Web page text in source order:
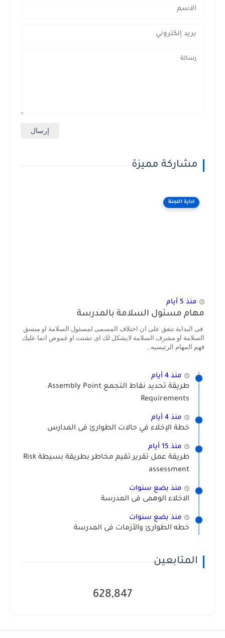
مشاركة مميزة
ادارة اللجنة
منذ 5 أيام
مهام مسئول السلامة بالمدرسة
فى البداية نتفق على ان اختلاف المسمى لمسئول السلامة او منسق
السلامة او مشرف السلامة لايشكل لك اى تشتت او غموض انما عليك
فهم المهام الرئيسيه...
منذ 4 أيام
طريقة تحديد نقاط التجمع Assembly Point
Requirements
منذ 4 أيام
خطة الإخلاء في حالات الطوارئ فى المدارس
منذ 15 أيام
طريقة عمل تقرير تقيم مخاطر بطريقة بسيطة Risk
assessment
منذ بضع سنوات
الاخلاء الوهمى فى المدرسة
منذ بضع سنوات
خطه الطوارئ والأزمات فى المدرسة
المتابعين
628,847